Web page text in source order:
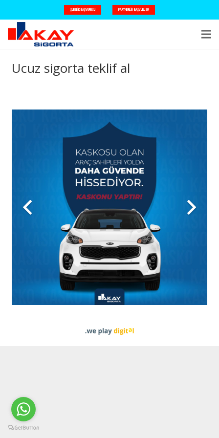
ŞUBELIK BAŞVURUSU PARTNERLIK BAŞVURUSU
Ucuz sigorta teklif al